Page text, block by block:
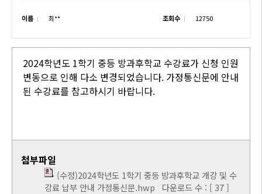
이름 최** 조회수 12750
2024학년도 1학기 중등 방과후학교 수강료가 신청 인원
변동으로 인해 다소 변경되었습니다. 가정통신문에 안내
된 수강료를 참고하시기 바랍니다.
첨부파일
(수정)2024학년도 1학기 중등 방과후학교 개강 및 수
강료 납부 안내 가정통신문.hwp 다운로드 수 : [ 37 ]